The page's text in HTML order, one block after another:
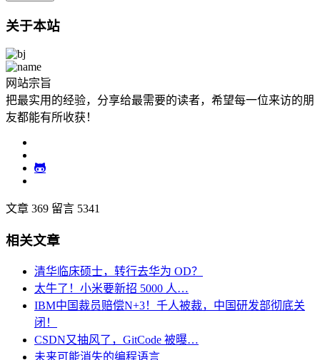
关于本站
网站宗旨
把最实用的经验，分享给最需要的读者，希望每一位来访的朋
友都能有所收获！
文章 369 留言 5341
相关文章
清华临床硕士，转行去华为 OD？
太牛了！小米要新招 5000 人…
IBM中国裁员赔偿N+3！千人被裁，中国研发部彻底关
闭！
CSDN又抽风了，GitCode 被曝…
未来可能消失的编程语言